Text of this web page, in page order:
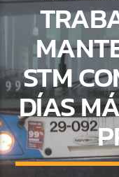
CURRENT TRACK
TITLE
STM
DÍAS